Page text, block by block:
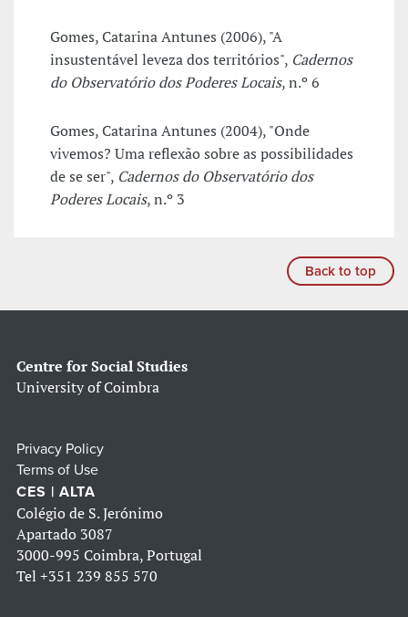
Gomes, Catarina Antunes (2006), "A
insustentável leveza dos territórios", Cadernos
do Observatório dos Poderes Locais, n.º 6
Gomes, Catarina Antunes (2004), "Onde
vivemos? Uma reflexão sobre as possibilidades
de se ser", Cadernos do Observatório dos
Poderes Locais, n.º 3
Back to top
Centre for Social Studies
University of Coimbra
Privacy Policy
Terms of Use
CES | ALTA
Colégio de S. Jerónimo
Apartado 3087
3000-995 Coimbra, Portugal
Tel +351 239 855 570